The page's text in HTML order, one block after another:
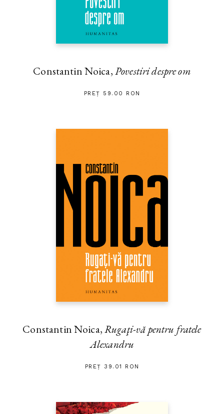
Constantin Noica,Povestiri despre om
PREȚ 59.00 RON
Constantin Noica,Rugaţi-vă pentru fratele
Alexandru
PREȚ 39.01 RON